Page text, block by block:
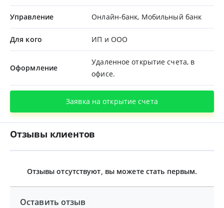
Управление Онлайн-банк, Мобильный банк
Для кого ИП и ООО
Оформление
Удаленное открытие счета, в
офисе.
Заявка на открытие счета
Отзывы клиентов
Отзывы отсутствуют, вы можете стать первым.
Оставить отзыв